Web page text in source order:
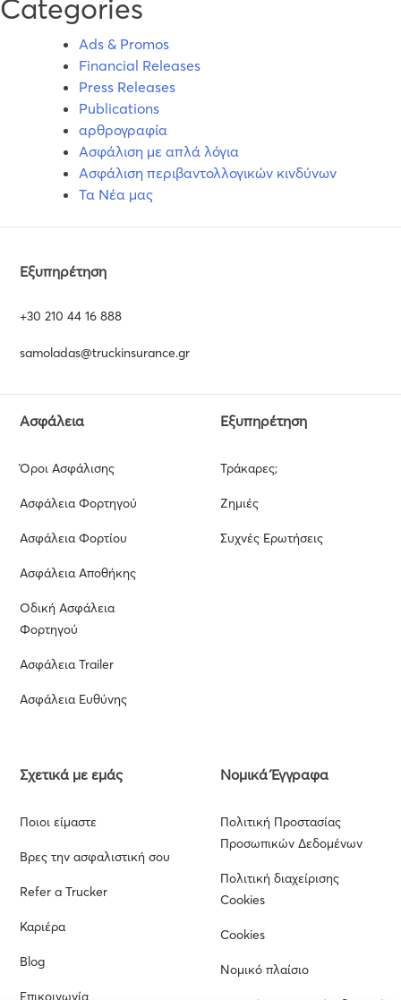
Categories
Ads & Promos
Financial Releases
Press Releases
Publications
αρθρογραφία
Ασφάλιση με απλά λόγια
Ασφάλιση περιβαντολλογικών κινδύνων
Τα Νέα μας
Εξυπηρέτηση
+30 210 44 16 888
samoladas@truckinsurance.gr
Ασφάλεια
Όροι Ασφάλισης
Ασφάλεια Φορτηγού
Ασφάλεια Φορτίου
Ασφάλεια Αποθήκης
Οδική Ασφάλεια
Φορτηγού
Ασφάλεια Trailer
Ασφάλεια Ευθύνης
Εξυπηρέτηση
Τράκαρες;
Ζημιές
Συχνές Ερωτήσεις
Σχετικά με εμάς
Ποιοι είμαστε
Βρες την ασφαλιστική σου
Refer a Trucker
Καριέρα
Blog
Επικοινωνία
Νομικά Έγγραφα
Πολιτική Προστασίας
Προσωπικών Δεδομένων
Πολιτική διαχείρισης
Cookies
Cookies
Νομικό πλαίσιο